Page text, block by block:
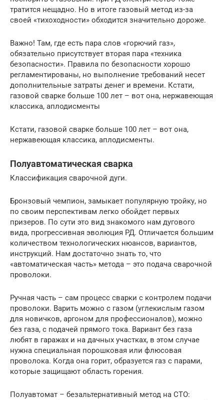
тратится нещадно. Но в итоге газовый метод из-за
своей «тихоходности» обходится значительно дороже.
Важно! Там, где есть пара слов «горючий газ»,
обязательно присутствует вторая пара «техника
безопасности». Правила по безопасности хорошо
регламентированы, но выполнение требований несет
дополнительные затраты денег и времени. Кстати,
газовой сварке больше 100 лет – вот она, нержавеющая
классика, аплодисменты
Кстати, газовой сварке больше 100 лет – вот она,
нержавеющая классика, аплодисменты.
Полуавтоматическая сварка
Классификация сварочной дуги.
Бронзовый чемпион, замыкает популярную тройку, но
по своим перспективам легко обойдет первых
призеров. По сути это вид знакомого нам дугового
вида, прогрессивная эволюция РД. Отличается большим
количеством технологических нюансов, вариантов,
инструкций. Нам достаточно знать то, что
«автоматическая часть» метода – это подача сварочной
проволоки.
Ручная часть – сам процесс сварки с контролем подачи
проволоки. Варить можно с газом (углекислым газом
для новичков, аргоном для профессионалов), можно
без газа, с подачей прямого тока. Вариант без газа
любят в гаражах и на дачных участках, в этом случае
нужна специальная порошковая или флюсовая
проволока. Когда она горит, образуется газ с парами,
которые защищают область горения.
Полуавтомат – безальтернативный метод на СТО: